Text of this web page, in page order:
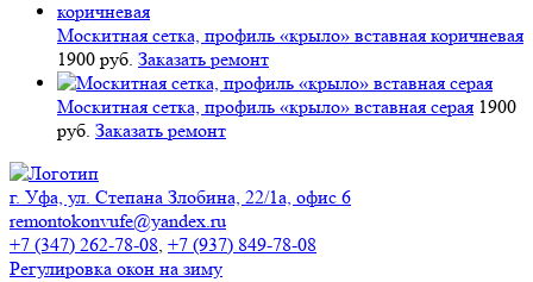
Москитная сетка, профиль «крыло» вставная коричневая
1900 руб. Заказать ремонт
Москитная сетка, профиль «крыло» вставная серая 1900
руб. Заказать ремонт
г. Уфа, ул. Степана Злобина, 22/1а, офис 6
remontokonvufe@yandex.ru
+7 (347) 262-78-08, +7 (937) 849-78-08
Регулировка окон на зиму